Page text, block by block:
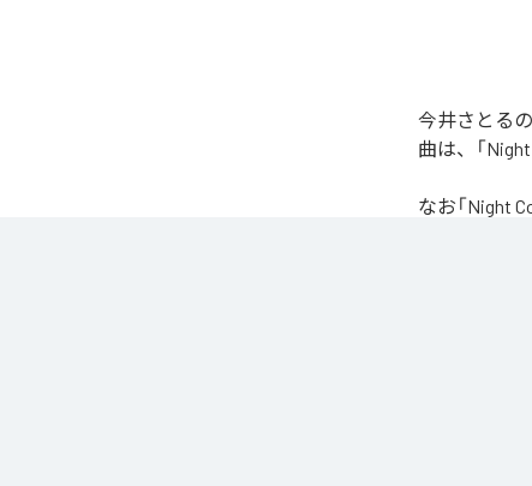
今井さとる
曲は、「
なお「Night